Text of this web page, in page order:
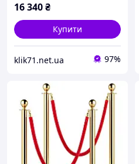
16 340₴
Купити
klik71.net.ua 97%